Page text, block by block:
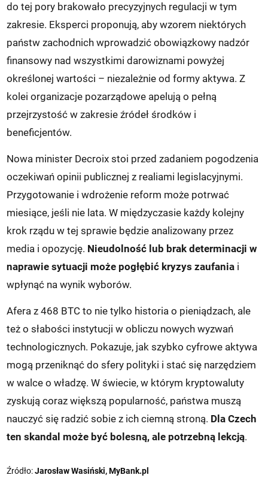
do tej pory brakowało precyzyjnych regulacji w tym
zakresie. Eksperci proponują, aby wzorem niektórych
państw zachodnich wprowadzić obowiązkowy nadzór
finansowy nad wszystkimi darowiznami powyżej
określonej wartości – niezależnie od formy aktywa. Z
kolei organizacje pozarządowe apelują o pełną
przejrzystość w zakresie źródeł środków i
beneficjentów.
Nowa minister Decroix stoi przed zadaniem pogodzenia
oczekiwań opinii publicznej z realiami legislacyjnymi.
Przygotowanie i wdrożenie reform może potrwać
miesiące, jeśli nie lata. W międzyczasie każdy kolejny
krok rządu w tej sprawie będzie analizowany przez
media i opozycję. Nieudolność lub brak determinacji w
naprawie sytuacji może pogłębić kryzys zaufania i
wpłynąć na wynik wyborów.
Afera z 468 BTC to nie tylko historia o pieniądzach, ale
też o słabości instytucji w obliczu nowych wyzwań
technologicznych. Pokazuje, jak szybko cyfrowe aktywa
mogą przeniknąć do sfery polityki i stać się narzędziem
w walce o władzę. W świecie, w którym kryptowaluty
zyskują coraz większą popularność, państwa muszą
nauczyć się radzić sobie z ich ciemną stroną. Dla Czech
ten skandal może być bolesną, ale potrzebną lekcją.
Źródło:Jarosław Wasiński, MyBank.pl